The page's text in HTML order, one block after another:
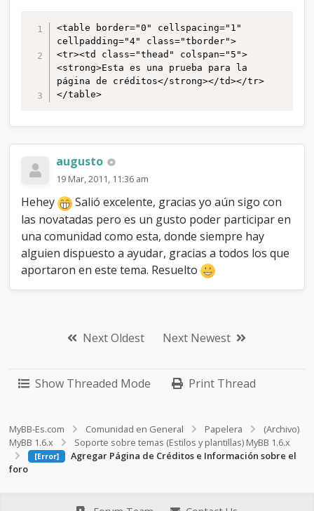
<table border="0" cellspacing="1"
cellpadding="4" class="tborder">
<tr><td class="thead" colspan="5">
<strong>Esta es una prueba para la
página de créditos</strong></td></tr>
</table>
augusto
19 Mar, 2011, 11:36 am
Hehey
Salió excelente, gracias yo aún sigo con
las novatadas pero es un gusto poder participar en
una comunidad como esta, donde siempre hay
alguien dispuesto a ayudar, gracias a todos los que
aportaron en este tema. Resuelto
Next Oldest Next Newest
Show Threaded Mode Print Thread
MyBB-Es.com Comunidad en General Papelera
(Archivo)
MyBB 1.6.x
Soporte sobre temas (Estilos y plantillas) MyBB 1.6.x
[Error]
Agregar Página de Créditos e Información sobre el
foro